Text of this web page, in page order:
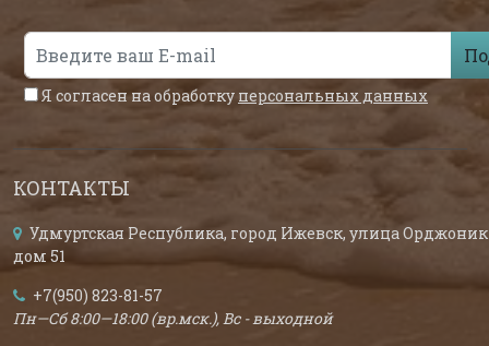
Я согласен на обработку персональных данных
КОНТАКТЫ
Удмуртская Республика, город Ижевск, улица
дом 51
+7(950) 823-81-57
Пн—Сб 8:00—18:00 (вр.мск.), Вс - выходной